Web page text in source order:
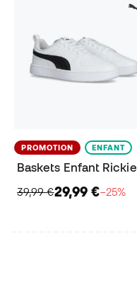
PROMOTION ENFANT
Baskets Enfant Rickie
39,99 €29,99 €−25%